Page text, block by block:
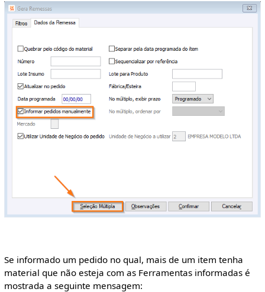
Se informado um pedido no qual, mais de um item tenha
material que não esteja com as Ferramentas informadas é
mostrada a seguinte mensagem: